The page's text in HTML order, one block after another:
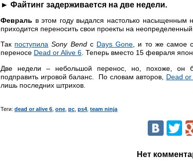
► Файтинг задерживается на две недели.
Февраль в этом году выдался настолько насыщенным
приходится переносить свои проекты на неопределенный
Так поступила Sony Bendс Days Gone , и то же самое
переносе Dead or Alive 6 . Теперь вместо 15 февраля
Две недели – небольшой перенос, но, похоже, он
подправить игровой баланс. По словам авторов, Dead
лишь последних штрихов.
Теги: dead or alive 6 one pc ps4 team ninja
Нет